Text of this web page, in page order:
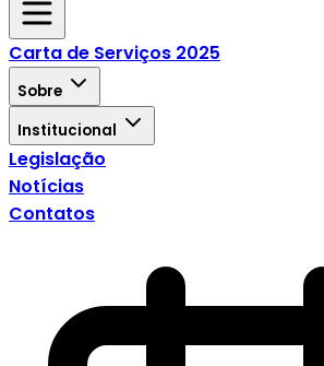
Carta de Serviços 2025
Sobre
Institucional
Legislação
Notícias
Contatos